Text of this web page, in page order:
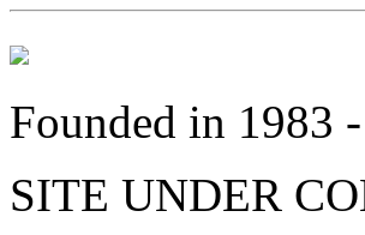
Founded in 1983
SITE UNDER